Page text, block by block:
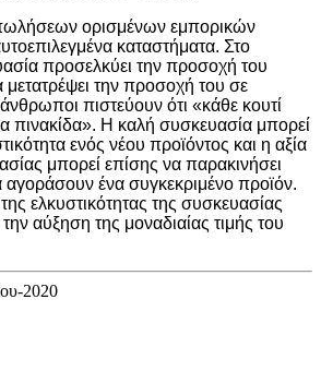
ορισμένων εμπορικών
καταστήματα. Στο
προσελκύει την προσοχή του
μετατρέψει την προσοχή του σε
πιστεύουν ότι «κάθε κουτί
πινακίδα». Η καλή συσκευασία μπορεί
ενός νέου προϊόντος και η αξία
μπορεί επίσης να παρακινήσει
αγοράσουν ένα συγκεκριμένο προϊόν.
ελκυστικότητας της συσκευασίας
αύξηση της μοναδιαίας τιμής του
2020